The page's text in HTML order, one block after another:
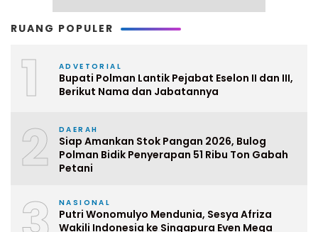
RUANG POPULER
1 ADVETORIAL
Bupati Polman Lantik Pejabat Eselon II dan III,
Berikut Nama dan Jabatannya
2 DAERAH
Siap Amankan Stok Pangan 2026, Bulog
Polman Bidik Penyerapan 51 Ribu Ton Gabah
Petani
NASIONAL
Putri Wonomulyo Mendunia, Sesya Afriza
Wakili Indonesia ke Singapura Even Mega